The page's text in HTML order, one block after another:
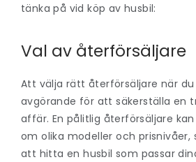
tänka på vid köp av husbil:
Val av återförsäljare
Att välja rätt återförsäljare när du
avgörande för att säkerställa en
affär. En pålitlig återförsäljare
om olika modeller och prisnivåer,
att hitta en husbil som passar